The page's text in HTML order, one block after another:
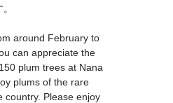
around February to
can appreciate the
plum trees at Nana
plums of the rare
country. Please enjoy